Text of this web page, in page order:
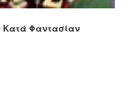
Κατά Φαντασίαν